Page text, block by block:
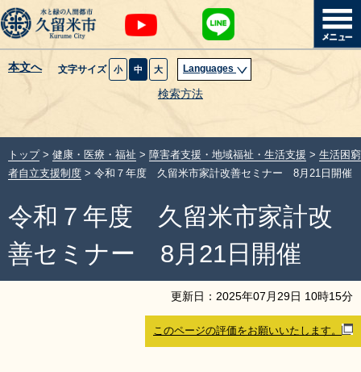
本文へ 文字サイズ 小 中 大 Languages
検索方法
暮らし・届出
健康・医療・福祉
観光魅力・イベント
創業・産業・ビジネス
組織から探す
トップ> 健康・医療・福祉 > 障害者支援・地域福祉・生活支援 > 生活困窮
者自立支援制度 > 令和７年度 久留米市家計改善セミナー 8月21日開催
令和７年度 久留米市家計改
善セミナー 8月21日開催
更新日： 2025年07 月 29日 10時15分
このページの評価をお願いいたします。